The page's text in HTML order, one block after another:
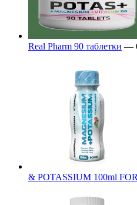
Real Pharm 90 таблетки —
& POTASSIUM 100ml